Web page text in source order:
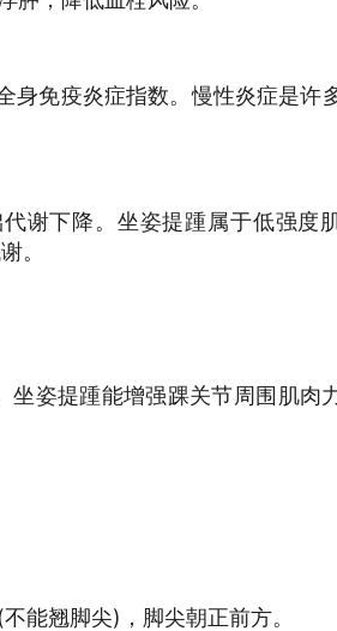
免疫炎症指数。慢性炎症是许
谢下降。坐姿提踵属于低强度
。
姿提踵能增强踝关节周围肌肉
能翘脚尖)，脚尖朝正前方。